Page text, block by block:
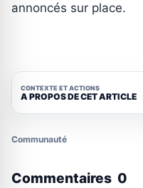
annoncés sur place.
CONTEXTE ET ACTIONS
A PROPOS DE CET ARTICLE
Communauté
Commentaires 0